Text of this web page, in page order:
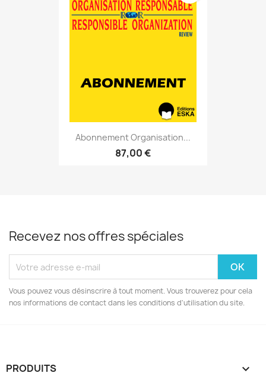
Abonnement Organisation...
87,00 €
Recevez nos offres spéciales
Vous pouvez vous désinscrire à tout moment. Vous trouverez pour cela
nos informations de contact dans les conditions d'utilisation du site.
PRODUITS 